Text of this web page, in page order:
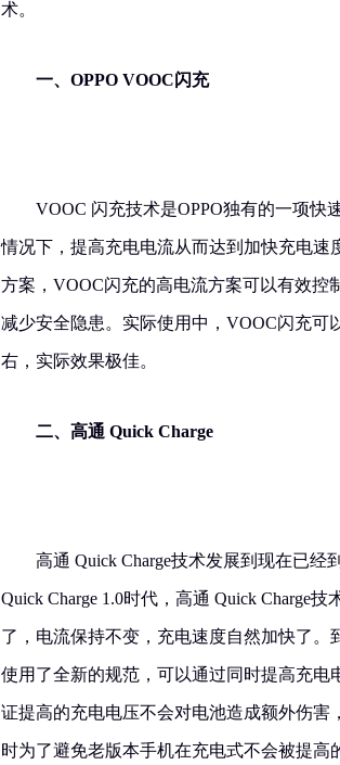
术。
一、OPPO VOOC闪充
VOOC 闪充技术是OPPO独有的一项快
情况下，提高充电电流从而达到加快充电
方案，VOOC闪充的高电流方案可以有效控
减少安全隐患。实际使用中，VOOC闪充可
右，实际效果极佳。
二、高通 Quick Charge
高通 Quick Charge技术发展到现在已经
Quick Charge 1.0时代，高通 Quick Charge
了，电流保持不变，充电速度自然加快了。
使用了全新的规范，可以通过同时提高充
证提高的充电电压不会对电池造成额外伤害
时为了避免老版本手机在充电式不会被提高